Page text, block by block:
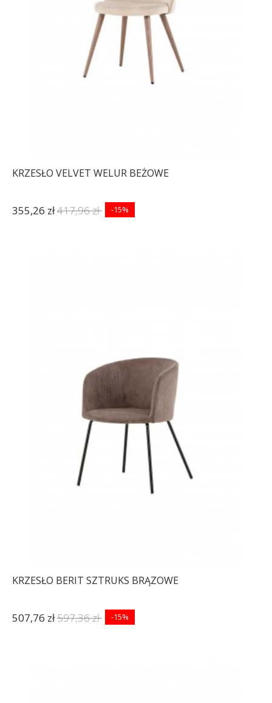
KRZESŁO VELVET WELUR BEŻOWE
355,26 zł417,96 zł -15%
KRZESŁO BERIT SZTRUKS BRĄZOWE
507,76 zł597,36 zł -15%